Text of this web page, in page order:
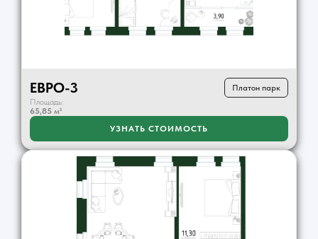
ЕВРО-3
Платон парк
Площадь:
65,85 м²
УЗНАТЬ СТОИМОСТЬ